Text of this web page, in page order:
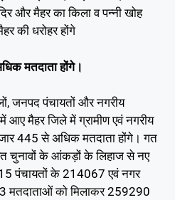
और मैहर का किला व पन्नी खोह
की धरोहर होंगे
मतदाता होंगे।
जनपद पंचायतों और नगरीय
आए मैहर जिले में ग्रामीण एवं नगरीय
445 से अधिक मतदाता होंगे। गत
चुनावों के आंकड़ों के लिहाज से नए
पंचायतों के 214067 एवं नगर
मतदाताओं को मिलाकर 259290